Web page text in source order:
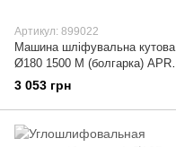
Артикул: 899022
Машина шліфувальна кутова
Ø180 1500 М (болгарка) APRO
899022
3 053 грн